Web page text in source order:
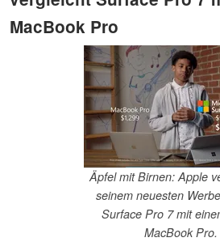
MacBook Pro
Äpfel mit Birnen: Apple
seinem neuesten
Surface Pro 7 mit
MacBook Pro.